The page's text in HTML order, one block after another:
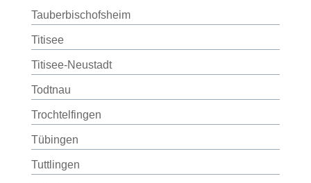
Tauberbischofsheim
Titisee
Titisee-Neustadt
Todtnau
Trochtelfingen
Tübingen
Tuttlingen